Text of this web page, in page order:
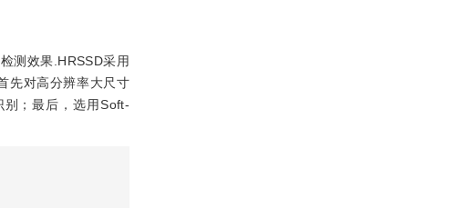
测效果.HRSSD采用
先对高分辨率大尺寸
；最后，选用Soft-